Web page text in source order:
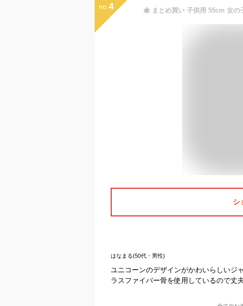
no. 4
シ
はなまる(50代・男性)
ユニコーンのデザインがかわいらしいジ
ラスファイバー骨を使用しているので丈